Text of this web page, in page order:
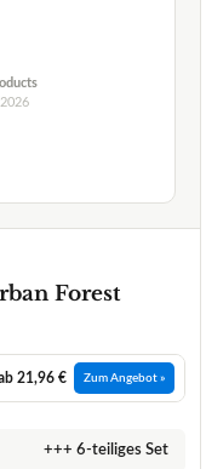
Forest
21,96 € Zum Angebot »
+++ 6-teiliges Set